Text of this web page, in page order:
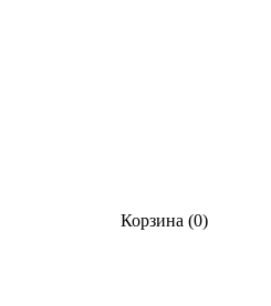
Корзина (0)